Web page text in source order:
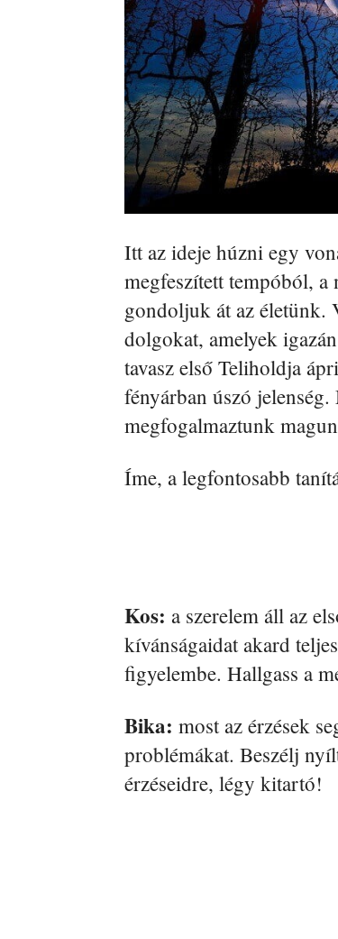
Itt az ideje húzni egy
megfeszített tempóból,
gondoljuk át az életünk.
dolgokat, amelyek
tavasz első Teliholdja
fényárban úszó
megfogalmaztunk
Íme, a legfontosabb
Kos: a szerelem áll az
kívánságaidat akard
figyelembe. Hallgass a
Bika: most az érzések
problémákat. Beszélj
érzéseidre, légy kitartó!